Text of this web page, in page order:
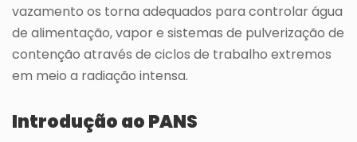
vazamento os torna adequados para controlar água
de alimentação, vapor e sistemas de pulverização de
contenção através de ciclos de trabalho extremos
em meio a radiação intensa.
Introdução ao PANS